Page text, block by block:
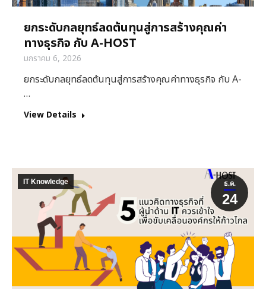
ยกระดับกลยุทธ์ลดต้นทุนสู่การสร้างคุณค่า
ทางธุรกิจ กับ A-HOST
มกราคม 6, 2026
ยกระดับกลยุทธ์ลดต้นทุนสู่การสร้างคุณค่าทางธุรกิจ กับ A-
…
View Details
ธ.ค.
24
IT Knowledge